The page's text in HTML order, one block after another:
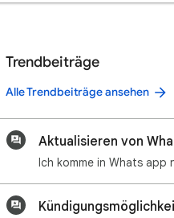
Trendbeiträge
Alle Trendbeiträge ansehen
Aktualisieren von